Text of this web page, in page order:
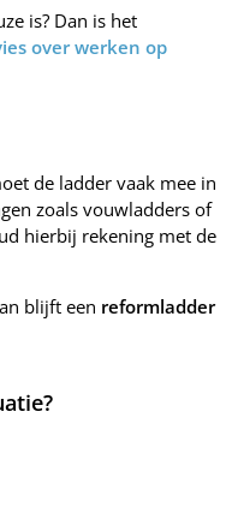
is? Dan is het
over werken op
de ladder vaak mee in
zoals vouwladders of
hierbij rekening met de
blijft een reformladder